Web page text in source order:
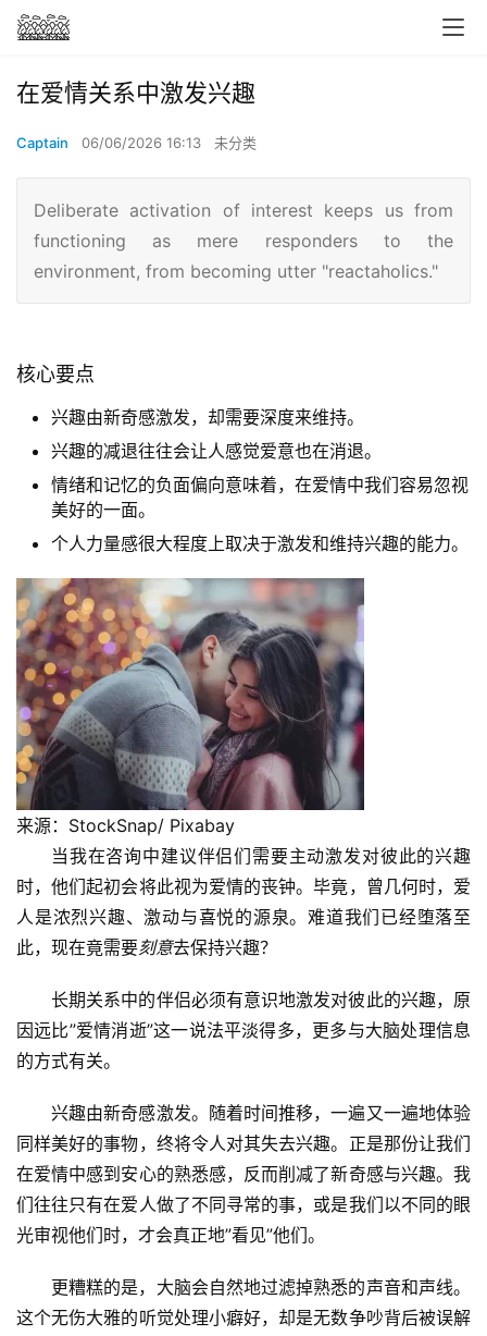
在爱情关系中激发兴趣
Captain 06/06/2026 16:13 未分类
Deliberate activation of interest keeps us from
functioning as mere responders to the
environment, from becoming utter "reactaholics."
核心要点
兴趣由新奇感激发，却需要深度来维持。
兴趣的减退往往会让人感觉爱意也在消退。
情绪和记忆的负面偏向意味着，在爱情中我们容易忽视
美好的一面。
个人力量感很大程度上取决于激发和维持兴趣的能力。
来源：StockSnap/ Pixabay
当我在咨询中建议伴侣们需要主动激发对彼此的兴趣
时，他们起初会将此视为爱情的丧钟。毕竟，曾几何时，爱
人是浓烈兴趣、激动与喜悦的源泉。难道我们已经堕落至
此，现在竟需要刻意去保持兴趣？
长期关系中的伴侣必须有意识地激发对彼此的兴趣，原
因远比”爱情消逝”这一说法平淡得多，更多与大脑处理信息
的方式有关。
兴趣由新奇感激发。随着时间推移，一遍又一遍地体验
同样美好的事物，终将令人对其失去兴趣。正是那份让我们
在爱情中感到安心的熟悉感，反而削减了新奇感与兴趣。我
们往往只有在爱人做了不同寻常的事，或是我们以不同的眼
光审视他们时，才会真正地”看见”他们。
更糟糕的是，大脑会自然地过滤掉熟悉的声音和声线。
这个无伤大雅的听觉处理小癖好，却是无数争吵背后被误解